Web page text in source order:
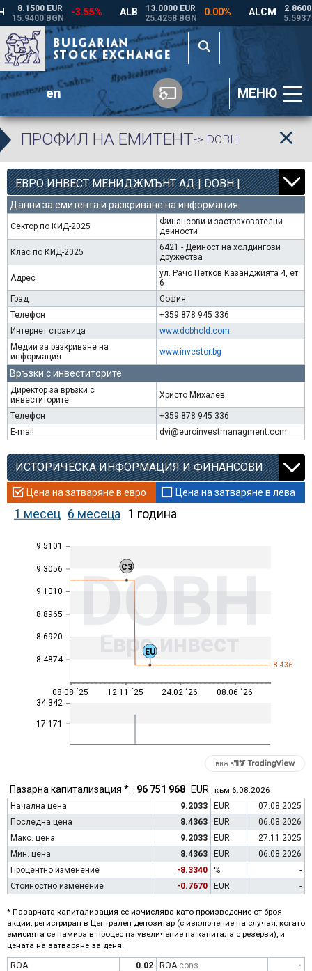
en МЕНЮ
ПРОФИЛ НА ЕМИТЕНТ-> DOBH
ЕВРО ИНВЕСТ МЕНИДЖМЪНТ АД | DOBH |8 4363
0.00%
Данни за емитента и разкриване на информация
Сектор по КИД-2025
Финансови и застрахователни
дейности
Клас по КИД-2025
6421 - Дейност на холдингови
дружества
Адрес
ул. Рачо Петков Казанджията 4, ет.
6
Град
София
Телефон
+359 878 945 336
Интернет страница
www.dobhold.com
Медии за разкриване на
информация
www.investor.bg
Връзки с инвеститорите
Директор за връзки с
инвеститорите
Христо Михалев
Телефон
+359 878 945 336
E-mail
dvi@euroinvestmanagment.com
ИСТОРИЧЕСКА ИНФОРМАЦИЯ И ФИНАНСОВИ КОЕФИЦИЕНТИ
Цена на затваряне в евро Цена на затваряне в лева
1 месец 6 месеца 1 година
8.4874
8.6920
8.8965
9.1010
9.3056
9.5101
DOBH
Евро инвест
17 171
34 342
8.436
08.08 ´25 12.11 ´25 24.02 ´26 08.06 ´26
C3
EU
виж в
Пазарна капитализация *: 96 751 968 EUR към 6.08.2026
Начална цена
9.2033 EUR
07.08.2025
Последна цена
8.4363 EUR
06.08.2026
Макс. цена
9.2033 EUR
27.11.2025
Мин. цена
8.4363 EUR
06.08.2026
Процентно изменение
-8.3340 %
-
Стойностно изменение
-0.7670 EUR -
* Пазарната капитализация се изчислява като произведение от броя
акции, регистриран в Централен депозитар (с изключение на случая, когато
емисията се намира в процес на увеличение на капитала с резерви), и
цената на затваряне за деня.
ROA 0.02 ROA cons
-